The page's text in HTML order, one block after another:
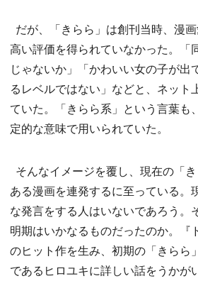
だが、「きらら」は創刊当時、漫
高い評価を得られていなかった。「
じゃないか」「かわいい女の子が出
るレベルではない」などと、ネット
ていた。「きらら系」という言葉も
定的な意味で用いられていた。
そんなイメージを覆し、現在の「
ある漫画を連発するに至っている。
な発言をする人はいないであろう。
明期はいかなるものだったのか。『
のヒット作を生み、初期の「きらら
であるヒロユキに詳しい話をうかが